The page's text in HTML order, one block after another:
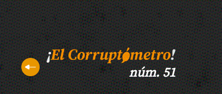
núm. 51